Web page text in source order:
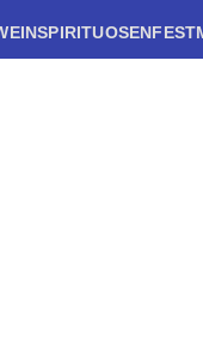
SPIRITUOSEN